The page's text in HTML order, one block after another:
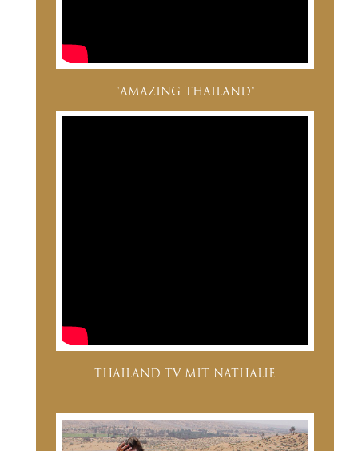
"AMAZING THAILAND"
THAILAND TV MIT NATHALIE